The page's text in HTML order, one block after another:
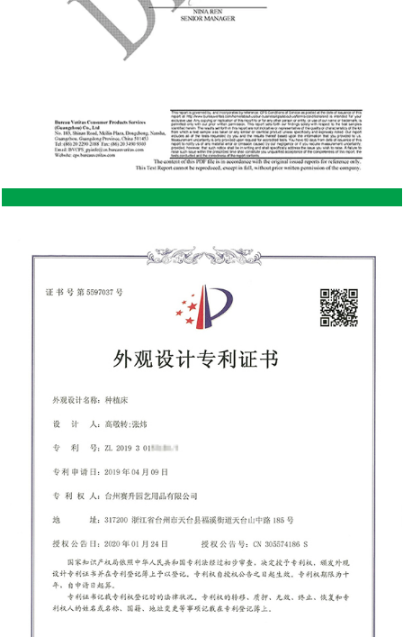
flexibilidad a la hora de personalizarla. Los
propietarios pueden pintar, teñir o agregar
de madera, dándole un toque personal que puede
ser más difícil de lograr con el acero. Aislamiento
natural: La madera proporciona naturalmente un
mejor aislamiento que el acero, manteniendo el
invierno. Esto puede resultar beneficioso para
almacenar artículos más sensibles a la
la madera es un recurso renovable y un cobertizo
de madera puede ser más ecológico en
comparación con el acero, cuya producción
requiere más energía. Si se obtiene de forma
sostenible, la madera puede ser una opción más
ecológica para las personas con conciencia
ecológica. Desventajas de un cobertizo de acero
Retención de calor: si bien un cobertizo de acero es
duradero, el acero puede absorber y retener el